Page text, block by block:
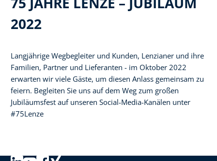
2022
Langjährige Wegbegleiter und Kunden, Lenzianer und ihre
Familien, Partner und Lieferanten - im Oktober 2022
erwarten wir viele Gäste, um diesen Anlass gemeinsam zu
feiern. Begleiten Sie uns auf dem Weg zum großen
Jubiläumsfest auf unseren Social-Media-Kanälen unter
#75Lenze